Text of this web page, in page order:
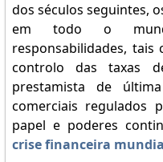
dos séculos seguintes,
em todo o
responsabilidades,
controlo das taxas
prestamista de
comerciais regulados
papel e poderes
crise financeira